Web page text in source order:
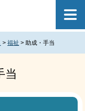
> 福祉 > 助成・手当
当